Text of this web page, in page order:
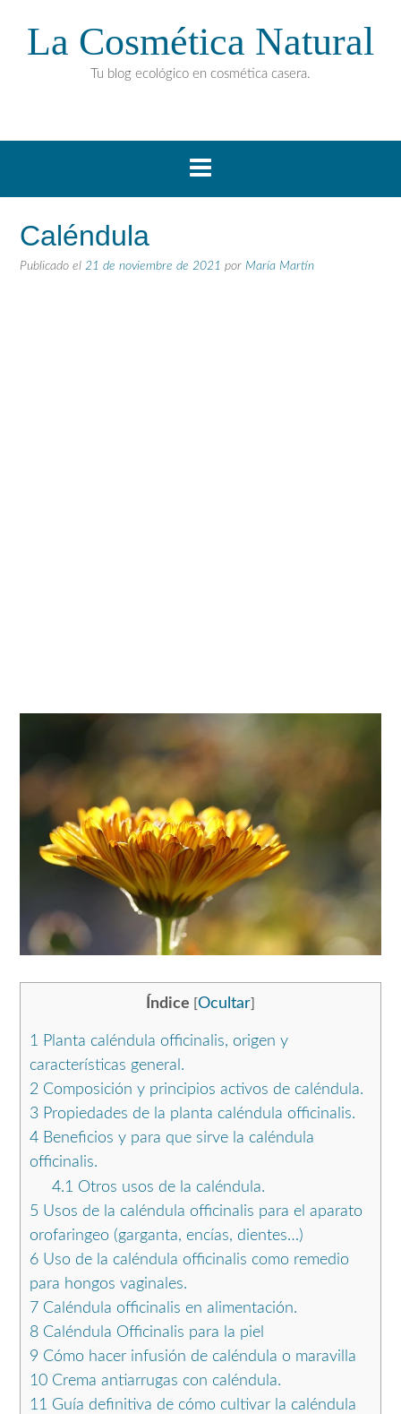
La Cosmética Natural
Tu blog ecológico en cosmética casera.
Caléndula
Publicado el 21 de noviembre de 2021 por María Martín
Índice Ocultar
1 Planta caléndula officinalis, origen y
características general.
2 Composición y principios activos de caléndula.
3 Propiedades de la planta caléndula officinalis.
4 Beneficios y para que sirve la caléndula
officinalis.
4.1 Otros usos de la caléndula.
5 Usos de la caléndula officinalis para el aparato
orofaringeo (garganta, encías, dientes…)
6 Uso de la caléndula officinalis como remedio
para hongos vaginales.
7 Caléndula officinalis en alimentación.
8 Caléndula Officinalis para la piel
9 Cómo hacer infusión de caléndula o maravilla
10 Crema antiarrugas con caléndula.
11 Guía definitiva de cómo cultivar la caléndula